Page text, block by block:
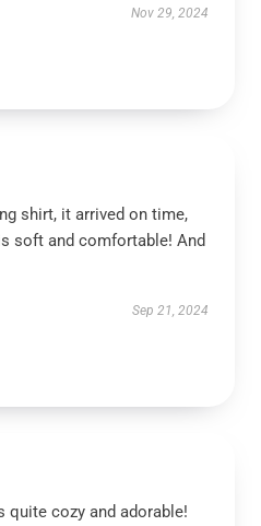
Nov 29, 2024
shirt, it arrived on time,
soft and comfortable! And
Sep 21, 2024
quite cozy and adorable!